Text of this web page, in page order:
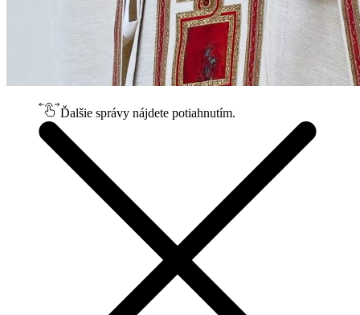
Ďalšie správy nájdete potiahnutím.